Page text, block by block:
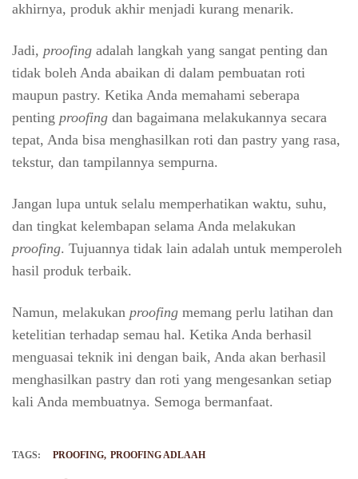
akhirnya, produk akhir menjadi kurang menarik.
Jadi, proofing adalah langkah yang sangat penting dan
tidak boleh Anda abaikan di dalam pembuatan roti
maupun pastry. Ketika Anda memahami seberapa
penting proofing dan bagaimana melakukannya secara
tepat, Anda bisa menghasilkan roti dan pastry yang rasa,
tekstur, dan tampilannya sempurna.
Jangan lupa untuk selalu memperhatikan waktu, suhu,
dan tingkat kelembapan selama Anda melakukan
proofing. Tujuannya tidak lain adalah untuk memperoleh
hasil produk terbaik.
Namun, melakukan proofing memang perlu latihan dan
ketelitian terhadap semau hal. Ketika Anda berhasil
menguasai teknik ini dengan baik, Anda akan berhasil
menghasilkan pastry dan roti yang mengesankan setiap
kali Anda membuatnya. Semoga bermanfaat.
TAGS: PROOFING PROOFING ADLAAH